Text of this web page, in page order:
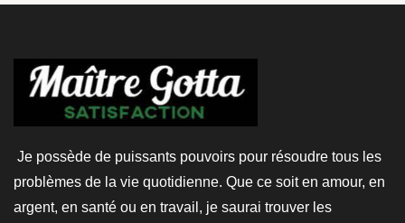
Je possède de puissants pouvoirs pour résoudre tous les
problèmes de la vie quotidienne. Que ce soit en amour, en
argent, en santé ou en travail, je saurai trouver les